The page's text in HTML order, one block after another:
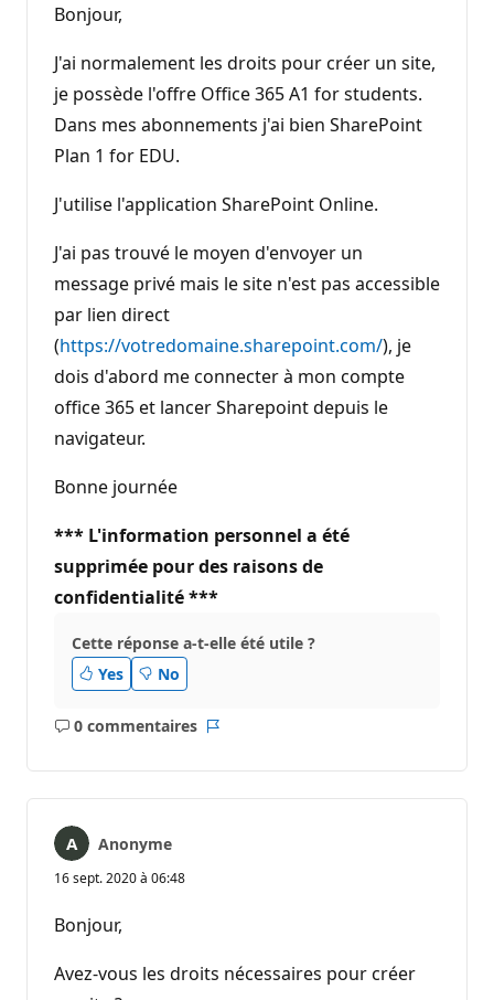
Bonjour,
J'ai normalement les droits pour créer un site,
je possède l'offre Office 365 A1 for students.
Dans mes abonnements j'ai bien SharePoint
Plan 1 for EDU.
J'utilise l'application SharePoint Online.
J'ai pas trouvé le moyen d'envoyer un
message privé mais le site n'est pas accessible
par lien direct
(https://votredomaine.sharepoint.com/), je
dois d'abord me connecter à mon compte
office 365 et lancer Sharepoint depuis le
navigateur.
Bonne journée
*** L'information personnel a été
supprimée pour des raisons de
confidentialité ***
Cette réponse a-t-elle été utile ?
Yes
No
0 commentaires
Aucun
Anonyme
16 sept. 2020 à 06:48
Bonjour,
Avez-vous les droits nécessaires pour créer